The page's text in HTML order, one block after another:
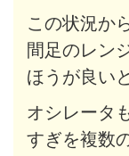
この状況か
間足のレン
ほうが良い
オシレータ
すぎを複数